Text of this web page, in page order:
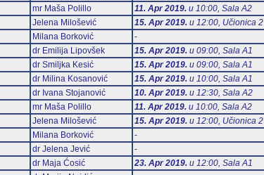
mr Maša Polillo 11. Apr 2019.u 10:00, Sala А2
Jelena Milošević 15. Apr 2019.u 12:00, Učionica 2
Milana Borković
-
dr Emilija Lipovšek 15. Apr 2019.u 09:00, Sala А1
dr Smiljka Kesić 15. Apr 2019.u 09:00, Sala А1
dr Milina Kosanović 15. Apr 2019.u 10:00, Sala А1
dr Ivana Stojanović 10. Apr 2019.u 12:30, Sala А2
mr Maša Polillo 11. Apr 2019.u 10:00, Sala А2
Jelena Milošević 15. Apr 2019.u 12:00, Učionica 2
Milana Borković
-
dr Jelena Jević
-
dr Maja Ćosić 23. Apr 2019.u 12:00, Sala А1